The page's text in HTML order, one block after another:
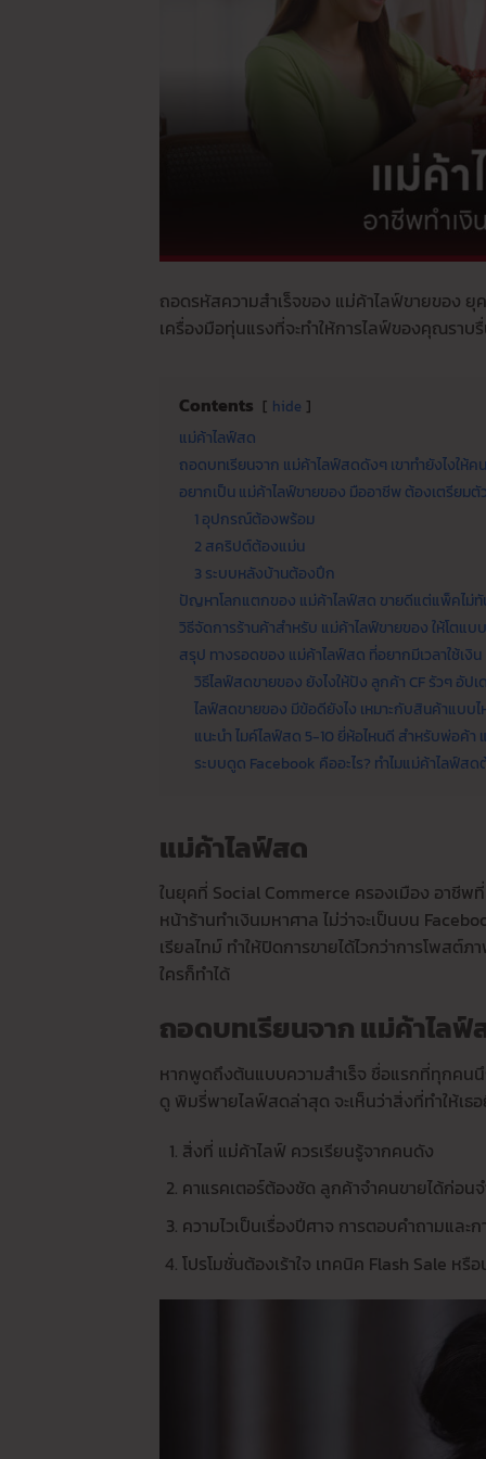
ถอดรหัสความสำเร็จของ แม่ค้าไลฟ์ขายของ
เครื่องมือทุ่นแรงที่จะทำให้การไลฟ์ของคุณราบ
Contents hide
แม่ค้าไลฟ์สด
ถอดบทเรียนจาก แม่ค้าไลฟ์สดดังๆ เขาทำยังไงให้
อยากเป็น แม่ค้าไลฟ์ขายของ มืออาชีพ ต้องเตรียมตั
1 อุปกรณ์ต้องพร้อม
2 สคริปต์ต้องแม่น
3 ระบบหลังบ้านต้องปึก
ปัญหาโลกแตกของ แม่ค้าไลฟ์สด ขายดีแต่แพ็คไม่
วิธีจัดการร้านค้าสำหรับ แม่ค้าไลฟ์ขายของ ให้โตแบ
สรุป ทางรอดของ แม่ค้าไลฟ์สด ที่อยากมีเวลาใช้เงิน
วิธีไลฟ์สดขายของ ยังไงให้ปัง ลูกค้า CF รัวๆ อัป
ไลฟ์สดขายของ มีข้อดียังไง เหมาะกับสินค้าแบบ
แนะนำ ไมค์ไลฟ์สด 5-10 ยี่ห้อไหนดี สำหรับพ่อค้า
ระบบดูด Facebook คืออะไร? ทำไมแม่ค้าไลฟ์ส
แม่ค้าไลฟ์สด
ในยุคที่ Social Commerce ครองเมือง อาชี
หน้าร้านทำเงินมหาศาล ไม่ว่าจะเป็นบน
เรียลไทม์ ทำให้ปิดการขายได้ไวกว่าการโพสต์
ใครก็ทำได้
ถอดบทเรียนจาก แม่ค้าไล
หากพูดถึงต้นแบบความสำเร็จ ชื่อแรกที่ทุกค
ดู พิมรี่พายไลฟ์สดล่าสุด จะเห็นว่าสิ่งที่ทำให้เธ
สิ่งที่ แม่ค้าไลฟ์ ควรเรียนรู้จากคนดัง
คาแรคเตอร์ต้องชัด ลูกค้าจำคนขายได้ก่อน
ความไวเป็นเรื่องปีศาจ การตอบคำถามและ
โปรโมชั่นต้องเร้าใจ เทคนิค Flash Sale ห